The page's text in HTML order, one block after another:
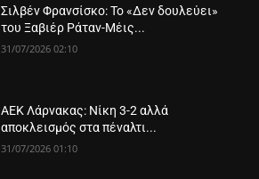
Σιλβέν Φρανσίσκο: Το «Δεν δουλεύει»
του Ξαβιέρ Ράταν-Μέις...
31/07/2026 02:10
ΑΕΚ Λάρνακας: Νίκη 3-2 αλλά
αποκλεισμός στα πέναλτι...
31/07/2026 01:10